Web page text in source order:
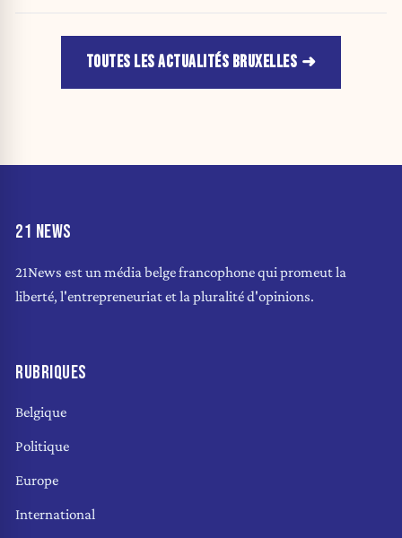
TOUTES LES ACTUALITÉS BRUXELLES
21 NEWS
21News est un média belge francophone qui promeut la
liberté, l'entrepreneuriat et la pluralité d'opinions.
RUBRIQUES
Belgique
Politique
Europe
International